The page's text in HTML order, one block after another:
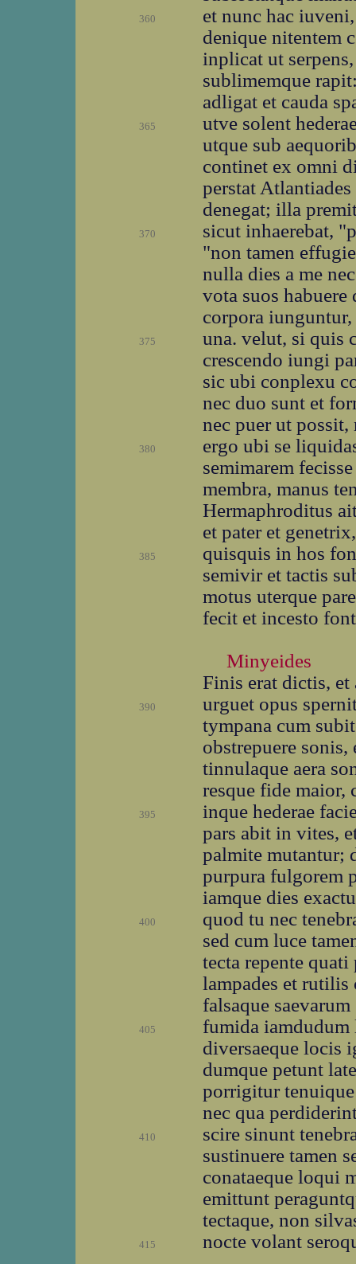
360
et nunc hac
denique nitentem
inplicat ut
sublimemque
adligat et cauda
365
utve solent
utque sub
continet ex omni
perstat
denegat; illa
370
sicut inhaerebat,
"non tamen
nulla dies a me
vota suos
corpora
375
una. velut, si quis
crescendo iungi
sic ubi conplexu
nec duo sunt et
nec puer ut
380
ergo ubi se
semimarem
membra, manus
Hermaphroditus
et pater et
385
quisquis in hos
semivir et tactis
motus uterque
fecit et incesto
Minyeides
Finis erat dictis,
390
urguet opus
tympana cum
obstrepuere
tinnulaque aera
resque fide maior,
395
inque hederae
pars abit in vites,
palmite mutantur;
purpura fulgorem
iamque dies
400
quod tu nec
sed cum luce
tecta repente
lampades et rutilis
falsaque
405
fumida iamdudum
diversaeque locis
dumque petunt
porrigitur
nec qua
410
scire sinunt
sustinuere tamen
conataeque loqui
emittunt
tectaque, non
415
nocte volant